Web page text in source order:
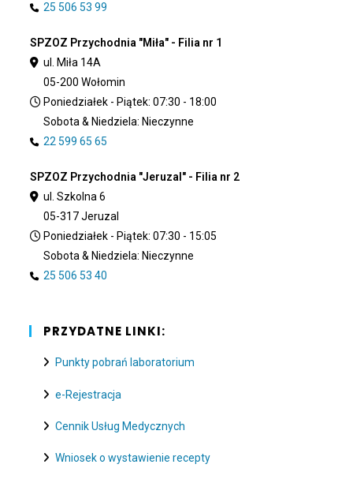
25 506 53 99
SPZOZ Przychodnia "Miła" - Filia nr 1
ul. Miła 14A
05-200 Wołomin
Poniedziałek - Piątek: 07:30 - 18:00
Sobota & Niedziela: Nieczynne
22 599 65 65
SPZOZ Przychodnia "Jeruzal" - Filia nr 2
ul. Szkolna 6
05-317 Jeruzal
Poniedziałek - Piątek: 07:30 - 15:05
Sobota & Niedziela: Nieczynne
25 506 53 40
PRZYDATNE LINKI:
Punkty pobrań laboratorium
e-Rejestracja
Cennik Usług Medycznych
Wniosek o wystawienie recepty